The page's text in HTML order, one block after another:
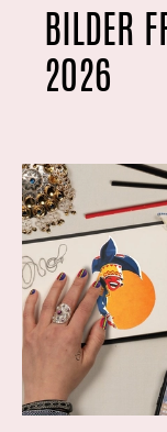
BILDER
2026